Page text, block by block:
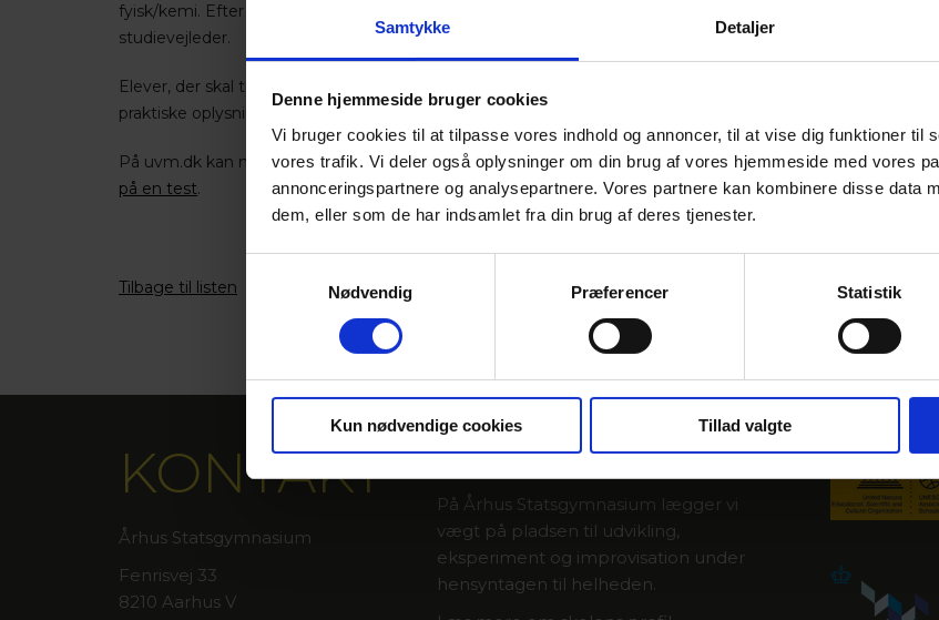
Samtykke Detaljer
Denne hjemmeside bruger cookies
Vi bruger cookies til at tilpasse vores indhold og annoncer, til at vise dig funktioner til
vores trafik. Vi deler også oplysninger om din brug af vores hjemmeside med vores
annonceringspartnere og analysepartnere. Vores partnere kan kombinere disse data
dem, eller som de har indsamlet fra din brug af deres tjenester.
Nødvendig
Præferencer Statistik
Kun nødvendige cookies Tillad valgte
fyisk/kemi. Efter prøverne skal hver en elev til en kort samtale med rektor og en
studievejleder.
Elever, der skal til optagelsesprøve vil inden prøven modtage et brev med
praktiske oplysninger om selve afviklingen.
På uvm.dk kan man læse mere omoptagelsesprøverne og også se et eksempel
på en test.
Tilbage til listen
KONTAKT
Århus Statsgymnasium
Fenrisvej 33
8210 Aarhus V
FAKTA OM ÅSG
På Århus Statsgymnasium lægger vi
vægt på pladsen til udvikling,
eksperiment og improvisation under
hensyntagen til helheden.